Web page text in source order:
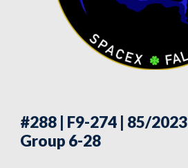
#288 | F9-274 | 85/2023
Group 6-28